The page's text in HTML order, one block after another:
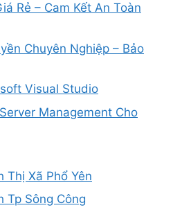
Rẻ – Cam Kết An Toàn
Chuyên Nghiệp – Bảo
Visual Studio
Management Cho
Thị Xã Phổ Yên
Tp Sông Công